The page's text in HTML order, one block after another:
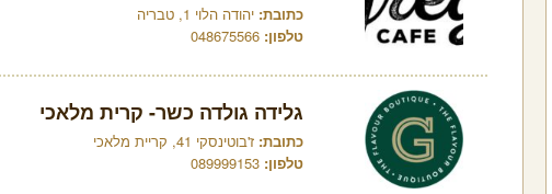
כתובת: יהודה הלוי 1, טבריה
טלפון: 048675566
גלידה גולדה כשר- קרית מלאכי
כתובת: ז'בוטינסקי 41, קריית מלאכי
טלפון: 089999153